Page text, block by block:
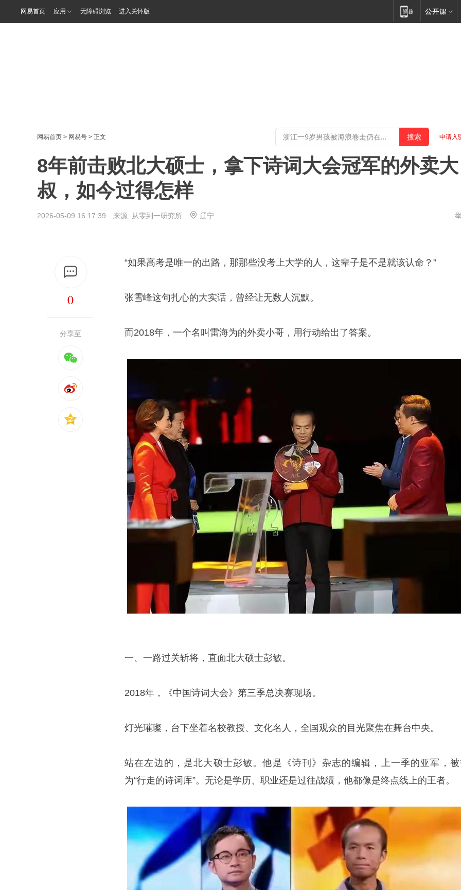
网易首页 应用 无障碍浏览 进入关怀版
网易首页 > 网易号 > 正文 申请入
8年前击败北大硕士，拿下诗词大会冠军的外卖大
叔，如今过得怎样
2026-05-09 16:17:39 来源: 从零到一研究所 辽宁
0
分享至
“如果高考是唯一的出路，那那些没考上大学的人，这辈子是不是就该认命？”
张雪峰这句扎心的大实话，曾经让无数人沉默。
而2018年，一个名叫雷海为的外卖小哥，用行动给出了答案。
一、一路过关斩将，直面北大硕士彭敏。
2018年，《中国诗词大会》第三季总决赛现场。
灯光璀璨，台下坐着名校教授、文化名人，全国观众的目光聚焦在舞台中央。
站在左边的，是北大硕士彭敏。他是《诗刊》杂志的编辑，上一季的亚军，
为“行走的诗词库”。无论是学历、职业还是过往战绩，他都像是终点线上的王者。